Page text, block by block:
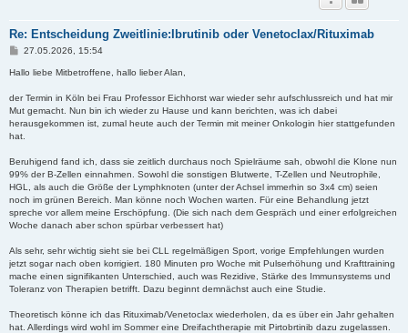
Re: Entscheidung Zweitlinie:Ibrutinib oder Venetoclax/Rituximab
B
i
a
g
27.05.2026, 15:54
Hallo liebe Mitbetroffene, hallo lieber Alan,
der Termin in Köln bei Frau Professor Eichhorst war wieder sehr aufschlussreich und hat mir
Mut gemacht. Nun bin ich wieder zu Hause und kann berichten, was ich dabei
herausgekommen ist, zumal heute auch der Termin mit meiner Onkologin hier stattgefunden
hat.
Beruhigend fand ich, dass sie zeitlich durchaus noch Spielräume sah, obwohl die Klone nun
99% der B-Zellen einnahmen. Sowohl die sonstigen Blutwerte, T-Zellen und Neutrophile,
HGL, als auch die Größe der Lymphknoten (unter der Achsel immerhin so 3x4 cm) seien
noch im grünen Bereich. Man könne noch Wochen warten. Für eine Behandlung jetzt
spreche vor allem meine Erschöpfung. (Die sich nach dem Gespräch und einer erfolgreichen
Woche danach aber schon spürbar verbessert hat)
Als sehr, sehr wichtig sieht sie bei CLL regelmäßigen Sport, vorige Empfehlungen wurden
jetzt sogar nach oben korrigiert. 180 Minuten pro Woche mit Pulserhöhung und Krafttraining
mache einen signifikanten Unterschied, auch was Rezidive, Stärke des Immunsystems und
Toleranz von Therapien betrifft. Dazu beginnt demnächst auch eine Studie.
Theoretisch könne ich das Rituximab/Venetoclax wiederholen, da es über ein Jahr gehalten
hat. Allerdings wird wohl im Sommer eine Dreifachtherapie mit Pirtobrtinib dazu zugelassen.